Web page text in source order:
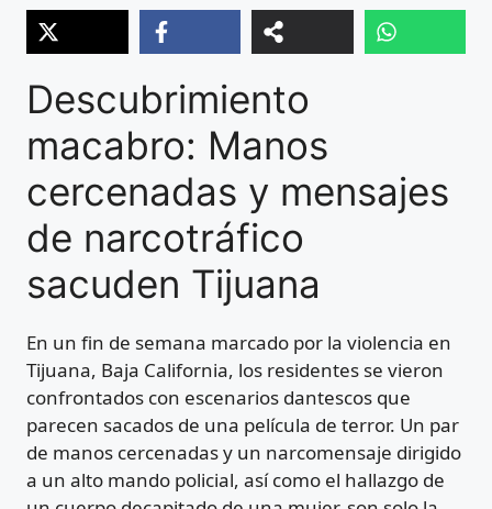
Descubrimiento
macabro: Manos
cercenadas y mensajes
de narcotráfico
sacuden Tijuana
En un fin de semana marcado por la violencia en
Tijuana, Baja California, los residentes se vieron
confrontados con escenarios dantescos que
parecen sacados de una película de terror. Un par
de manos cercenadas y un narcomensaje dirigido
a un alto mando policial, así como el hallazgo de